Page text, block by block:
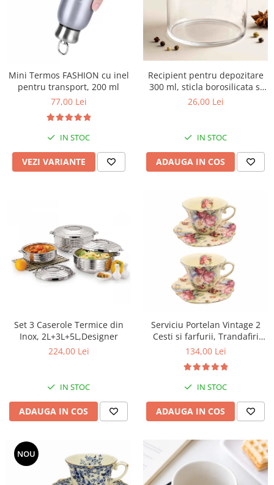
Mini Termos FASHION cu inel
pentru transport, 200 ml
77,00 Lei
IN STOC
VEZI VARIANTE
Recipient pentru depozitare
300 ml, sticla borosilicata si
capac din lemn
26,00 Lei
IN STOC
ADAUGA IN COS
Set 3 Caserole Termice din
Inox, 2L+3L+5L,Designer
224,00 Lei
IN STOC
ADAUGA IN COS
Serviciu Portelan Vintage 2
Cesti si farfurii, Trandafiri
NEW
134,00 Lei
IN STOC
ADAUGA IN COS
NOU